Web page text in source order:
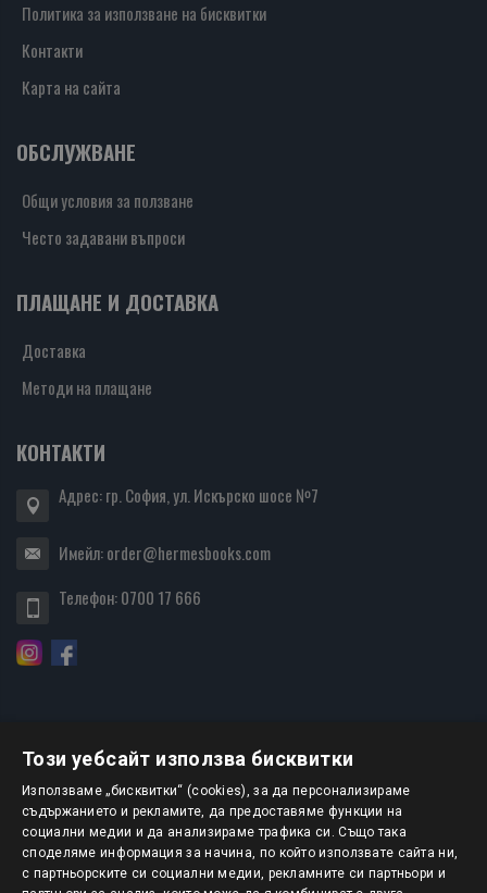
Политика за използване на бисквитки
Контакти
Карта на сайта
ОБСЛУЖВАНЕ
Общи условия за ползване
Често задавани въпроси
ПЛАЩАНЕ И ДОСТАВКА
Доставка
Методи на плащане
КОНТАКТИ
Адрес: гр. София, ул. Искърско шосе №7
Имейл:order@hermesbooks.com
Телефон:0700 17 666
БЮЛЕТИН
АБОНИРАНЕ
Този уебсайт използва бисквитки
Използваме „бисквитки“ (cookies), за да персонализираме
съдържанието и рекламите, да предоставяме функции на
социални медии и да анализираме трафика си. Също така
споделяме информация за начина, по който използвате сайта ни,
с партньорските си социални медии, рекламните си партньори и